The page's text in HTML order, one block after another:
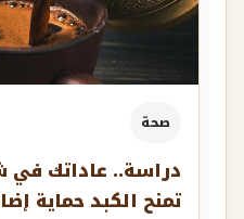
صحة
دراسة.. عاداتك
تمنح الكبد حماية